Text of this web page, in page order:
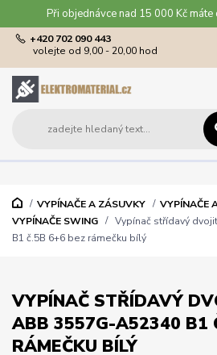
Při objednávce nad 15 000 Kč
+420 702 090 443
volejte od 9,00 - 20,00 hod
VYPÍNAČE A ZÁSUVKY
VYPÍNAČE
VYPÍNAČE SWING
Vypínač střídavý
B1 č.5B 6+6 bez rámečku bílý
VYPÍNAČ STŘÍDAVÝ
ABB 3557G-A52340 B1
RÁMEČKU BÍLÝ